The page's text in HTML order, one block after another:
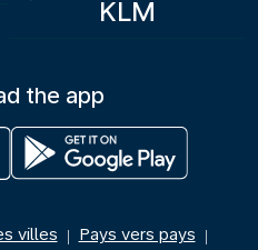
KLM
the app
villes | Pays vers pays |